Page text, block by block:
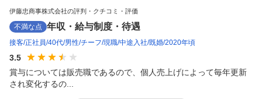
伊藤忠商事株式会社の評判・クチコミ・評価
不満な点 年収・給与制度・待遇
接客 正社員 40代 男性 チーフ 現職 中途入社 既婚 2020年頃
3.5
賞与については販売職であるので、個人売上げによって毎年更新
され変化するの...